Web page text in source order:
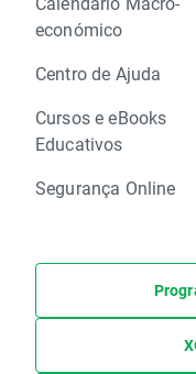
económico
Centro de Ajuda
Cursos e eBooks
Educativos
Segurança Online